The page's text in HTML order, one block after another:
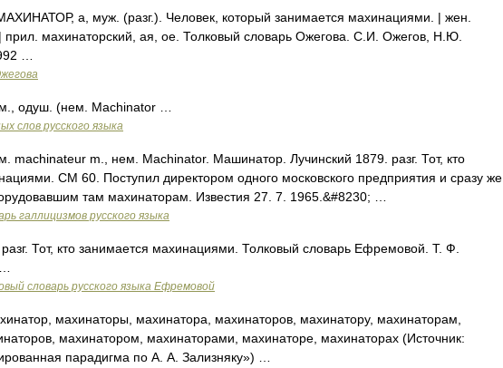
а, муж. (разг.). Человек, который занимается махинациями. | жен.
махинаторский, ая, ое. Толковый словарь Ожегова. С.И. Ожегов, Н.Ю.
…
одуш. (нем. Machinator …
слов русского языка
machinateur m., нем. Machinator. Машинатор. Лучинский 1879. разг. Тот, кто
СМ 60. Поступил директором одного московского предприятия и сразу же
там махинаторам. Известия 27. 7. 1965.&#8230; …
галлицизмов русского языка
Тот, кто занимается махинациями. Толковый словарь Ефремовой. Т. Ф.
словарь русского языка Ефремовой
махинаторы, махинатора, махинаторов, махинатору, махинаторам,
махинатором, махинаторами, махинаторе, махинаторах (Источник:
парадигма по А. А. Зализняку») …